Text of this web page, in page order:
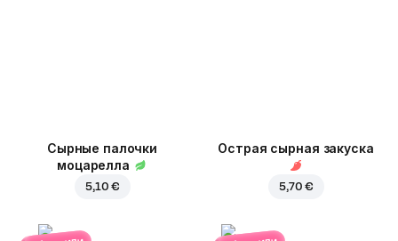
Сырные палочки
моцарелла
5,10 €
Острая сырная закуска
5,70 €